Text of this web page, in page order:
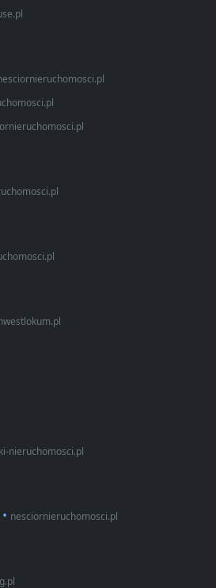
nieruchomosci.pl
• nesciornieruchomosci.pl